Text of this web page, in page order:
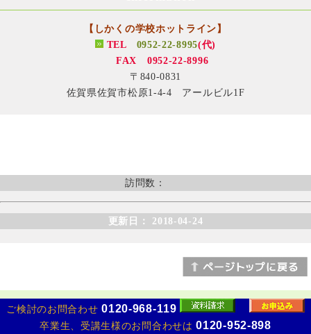
ご検討のお問合わせ0120-968-119
卒業生、受講生様のお問合わせは0120-952-898
【しかくの学校ホットライン】
TEL 0952-22-8995(代)
FAX 0952-22-8996
〒840-0831
佐賀県佐賀市松原1-4-4 アールビル1F
訪問数：
更新日： 2018-04-24
Copyright (C) 2017 HotLineWorld Co.,Ltd. All Rights Reserved.